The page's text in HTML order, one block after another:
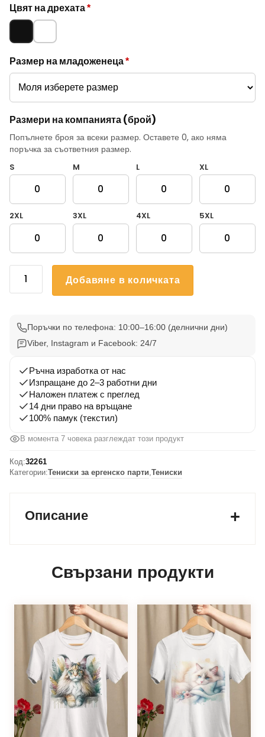
Опции за
младоженец
и компания
Цвят на дрехата*
Черно
Размер на младоженеца*
Размери на компанията (брой)
Попълнете броя за всеки размер. Оставете 0, ако няма
поръчка за съответния размер.
S M L XL
2XL 3XL 4XL 5XL
количество
ергенско
парти
Последна
вечер
без
свидетел
Свидетелите
помнят
всичко
Добавяне в количката
Поръчки по телефона: 10:00–16:00 (делнични дни)
Viber, Instagram и Facebook: 24/7
Ръчна изработка от нас
Изпращане до 2–3 работни дни
Наложен платеж с преглед
14 дни право на връщане
100% памук (текстил)
В момента 7 човека разглеждат този продукт
Код:32261
Категории:Тениски за ергенско парти Тениски
Описание
Свързани продукти